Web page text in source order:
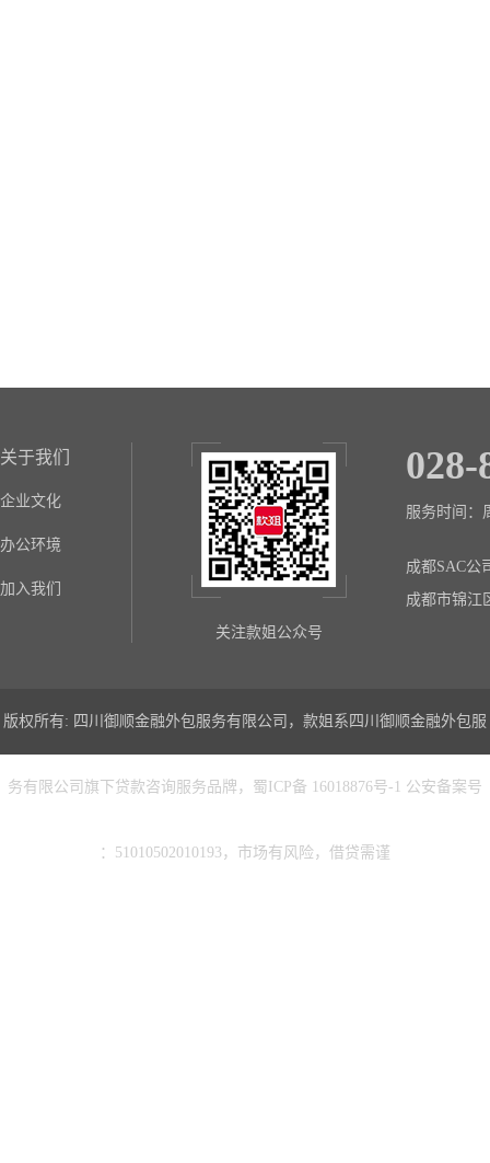
关于我们
企业文化
办公环境
加入我们
关注款姐公众号
028-
服务时间：
成都SAC公
成都市锦江
版权所有: 四川御顺金融外包服务有限公司，款姐系四川御顺金融外包服
务有限公司旗下贷款咨询服务品牌，蜀ICP备 16018876号-1 公安备案号
：51010502010193，市场有风险，借贷需谨